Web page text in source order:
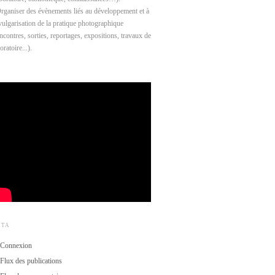
des évènements liés au développement et à
de la pratique photographique
sorties, reportages, expositions, travaux de
Connexion
Flux des publications